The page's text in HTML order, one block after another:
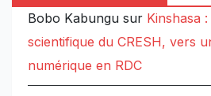
Bobo Kabungu sur Kinshasa
scientifique du CRESH, vers
numérique en RDC